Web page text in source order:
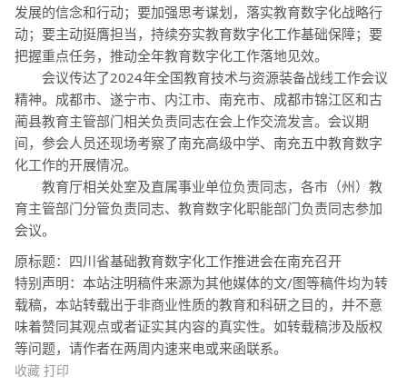
发展的信念和行动；要加强思考谋划，落实教育数字化战略行
动；要主动挺膺担当，持续夯实教育数字化工作基础保障；要
把握重点任务，推动全年教育数字化工作落地见效。
会议传达了2024年全国教育技术与资源装备战线工作会议
精神。成都市、遂宁市、内江市、南充市、成都市锦江区和古
蔺县教育主管部门相关负责同志在会上作交流发言。会议期
间，参会人员还现场考察了南充高级中学、南充五中教育数字
化工作的开展情况。
教育厅相关处室及直属事业单位负责同志，各市（州）教
育主管部门分管负责同志、教育数字化职能部门负责同志参加
会议。
原标题：四川省基础教育数字化工作推进会在南充召开
特别声明：本站注明稿件来源为其他媒体的文/图等稿件均为转
载稿，本站转载出于非商业性质的教育和科研之目的，并不意
味着赞同其观点或者证实其内容的真实性。如转载稿涉及版权
等问题，请作者在两周内速来电或来函联系。
收藏 打印